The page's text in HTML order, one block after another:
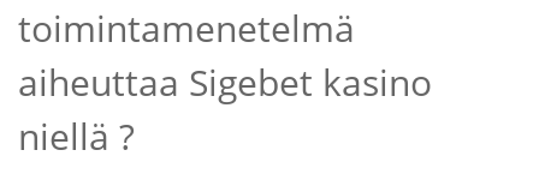
toimintamenetelmä
aiheuttaa Sigebet kasino
niellä ?